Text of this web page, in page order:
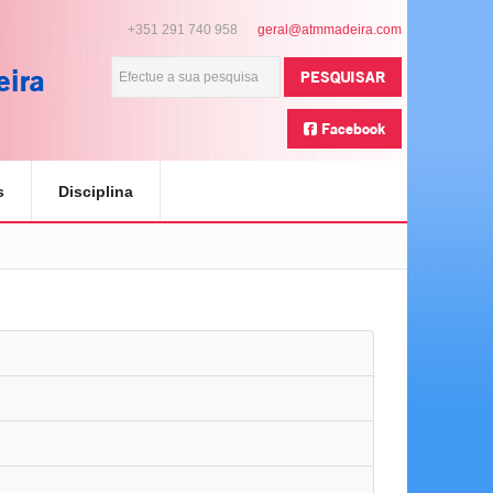
+351 291 740 958
PESQUISAR
Facebook
Disciplina